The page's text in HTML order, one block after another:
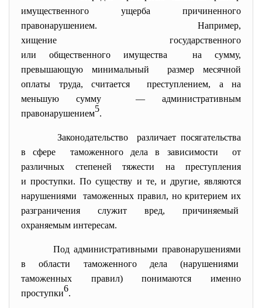
имущественного ущерба причиненного
правонарушением. Например,
хищение государственного
или общественного имущества на сумму,
превышающую минимальный размер месячной
оплаты труда, считается преступлением, а на
меньшую сумму — административным
правонарушением5.
Законодательство различает посягательства
в сфере таможенного дела в зависимости от
различных степеней тяжести на преступления
и проступки. По существу и те, и другие, являются
нарушениями таможенных правил, но критерием их
разграничения служит вред, причиняемый
охраняемым интересам.
Под административнымиправонарушениями
в области таможенного дела (нарушениями
таможенных правил) понимаются именно
проступки6.